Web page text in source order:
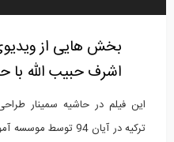
بخش هایی از
اشرف حبیب الله با حضور